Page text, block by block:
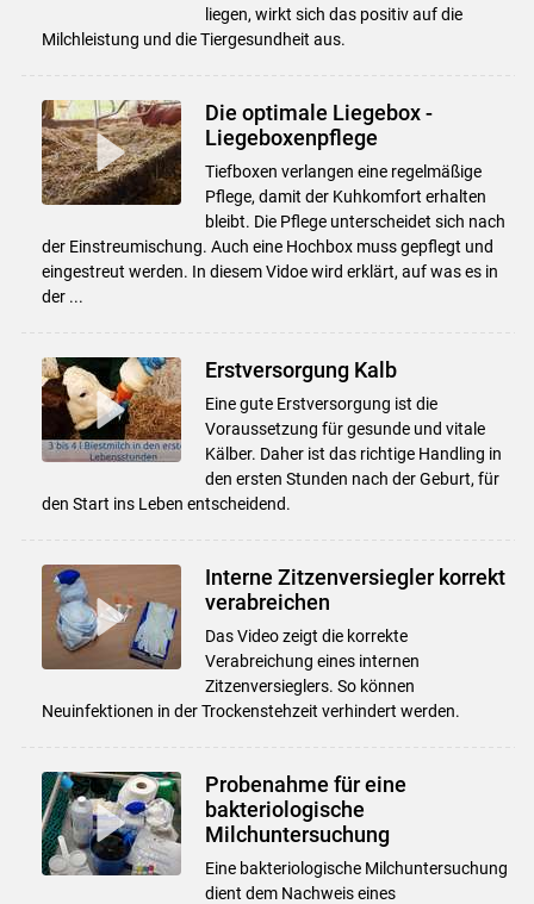
liegen, wirkt sich das positiv auf die
Milchleistung und die Tiergesundheit aus.
Die optimale Liegebox -
Liegeboxenpflege
Tiefboxen verlangen eine regelmäßige
Pflege, damit der Kuhkomfort erhalten
bleibt. Die Pflege unterscheidet sich nach
der Einstreumischung. Auch eine Hochbox muss gepflegt und
eingestreut werden. In diesem Vidoe wird erklärt, auf was es in
der ...
Erstversorgung Kalb
Eine gute Erstversorgung ist die
Voraussetzung für gesunde und vitale
Kälber. Daher ist das richtige Handling in
den ersten Stunden nach der Geburt, für
den Start ins Leben entscheidend.
Interne Zitzenversiegler korrekt
verabreichen
Das Video zeigt die korrekte
Verabreichung eines internen
Zitzenversieglers. So können
Neuinfektionen in der Trockenstehzeit verhindert werden.
Probenahme für eine
bakteriologische
Milchuntersuchung
Eine bakteriologische Milchuntersuchung
dient dem Nachweis eines